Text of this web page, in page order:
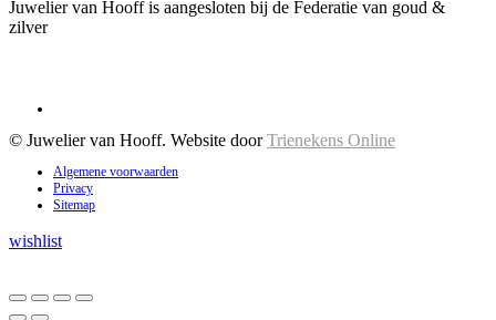
Juwelier van Hooff is aangesloten bij de Federatie van goud &
zilver
© Juwelier van Hooff. Website doorTrienekens Online
Algemene voorwaarden
Privacy
Sitemap
wishlist